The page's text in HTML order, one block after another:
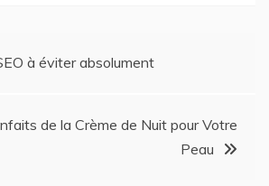
à éviter absolument
de la Crème de Nuit pour Votre
Peau